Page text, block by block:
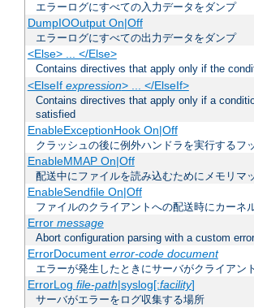
エラーログにすべての入力データをダンプ
DumpIOOutput On|Off
エラーログにすべての出力データをダンプ
<Else> ... </Else>
Contains directives that apply only if the
<ElseIf expression> ... </ElseIf>
Contains directives that apply only if a
satisfied
EnableExceptionHook On|Off
クラッシュの後に例外ハンドラを実行するフ
EnableMMAP On|Off
配送中にファイルを読み込むためにメモリマ
EnableSendfile On|Off
ファイルのクライアントへの配送時にカーネ
Error message
Abort configuration parsing with a custom
ErrorDocument error-code document
エラーが発生したときにサーバがクライアン
ErrorLog file-path|syslog[:facility]
サーバがエラーをログ収集する場所